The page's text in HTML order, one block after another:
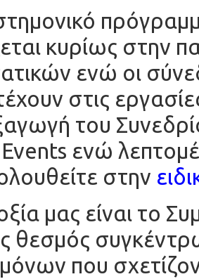
κυρίως στην
ενώ οι
στις
του
ενώ
στην
μας είναι το
θεσμός
που